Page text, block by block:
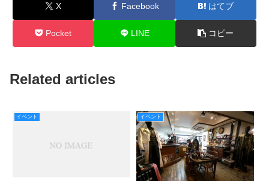
X Facebook はてブ
Pocket LINE コピー
Related articles
イベント イベント